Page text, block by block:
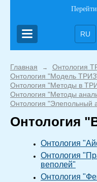
RU
Главная → Онтология
Онтология "Модель
Онтология "Методы в
Онтология "Методы
Онтология "Элепольный
Онтология
Онтология
Онтология
веполей"
Онтология